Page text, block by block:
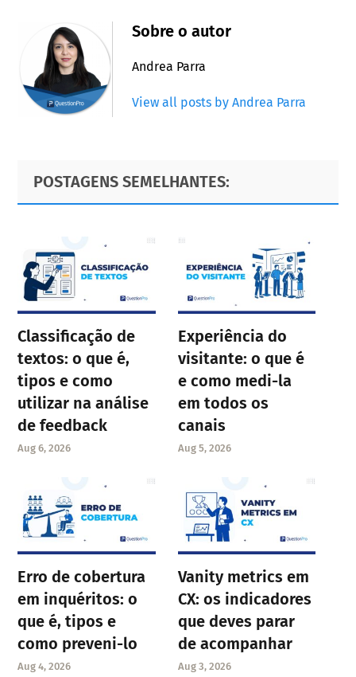
Sobre o autor
Andrea Parra
View all posts by Andrea Parra
Primary
Sidebar
Footer
POSTAGENS SEMELHANTES:
Classificação de
textos: o que é,
tipos e como
utilizar na análise
de feedback
Aug 6, 2026
Experiência do
visitante: o que é
e como medi-la
em todos os
canais
Aug 5, 2026
Erro de cobertura
em inquéritos: o
que é, tipos e
como preveni-lo
Aug 4, 2026
Vanity metrics em
CX: os indicadores
que deves parar
de acompanhar
Aug 3, 2026